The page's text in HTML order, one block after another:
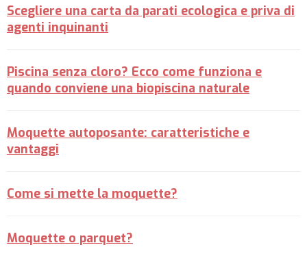
Scegliere una carta da parati ecologica e priva di
agenti inquinanti
Piscina senza cloro? Ecco come funziona e
quando conviene una biopiscina naturale
Moquette autoposante: caratteristiche e
vantaggi
Come si mette la moquette?
Moquette o parquet?